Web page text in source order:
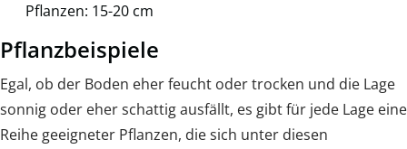
Pflanzen: 15-20 cm
Pflanzbeispiele
Egal, ob der Boden eher feucht oder trocken und die Lage
sonnig oder eher schattig ausfällt, es gibt für jede Lage eine
Reihe geeigneter Pflanzen, die sich unter diesen